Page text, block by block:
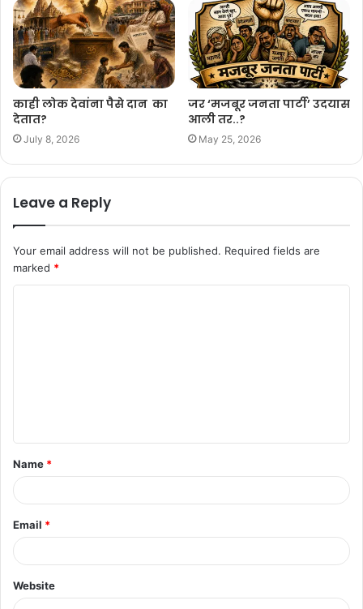
काही लोक देवांना पैसे दान का
देतात?
July 8, 2026
जर ‘मजबूर जनता पार्टी’ उदयास
आली तर..?
May 25, 2026
Leave a Reply
Your email address will not be published. Required fields are
marked *
t
*
Name *
Email *
Website